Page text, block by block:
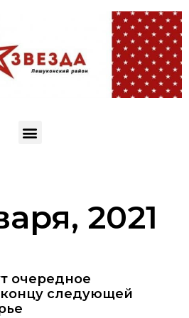
2021
очередное
следующей